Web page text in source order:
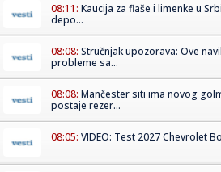
08:11: Kaucija za flaše i limenke u
depo...
08:08: Stručnjak upozorava: Ove
probleme sa...
08:08: Mančester siti ima novog
postaje rezer...
08:05: VIDEO: Test 2027 Chevrolet